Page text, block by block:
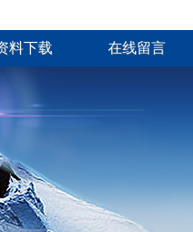
料下载 在线留言